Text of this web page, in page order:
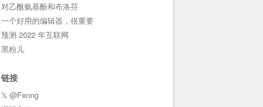
对乙酰氨基酚和布洛芬
一个好用的编辑器，很重要
预测 2022 年互联网
黑粉儿
链接
𝕏 @Fenng